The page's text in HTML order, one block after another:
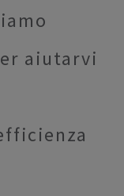
aiutarvi